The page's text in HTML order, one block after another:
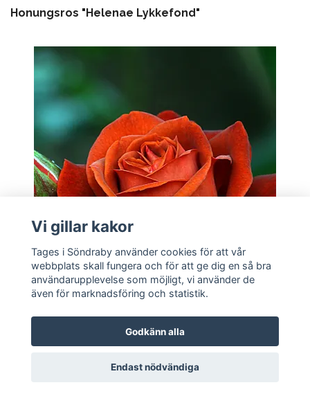
Honungsros "Helenae Lykkefond"
Vi gillar kakor
Tages i Söndraby använder cookies för att vår
webbplats skall fungera och för att ge dig en så bra
användarupplevelse som möjligt, vi använder de
även för marknadsföring och statistik.
Godkänn alla
Endast nödvändiga